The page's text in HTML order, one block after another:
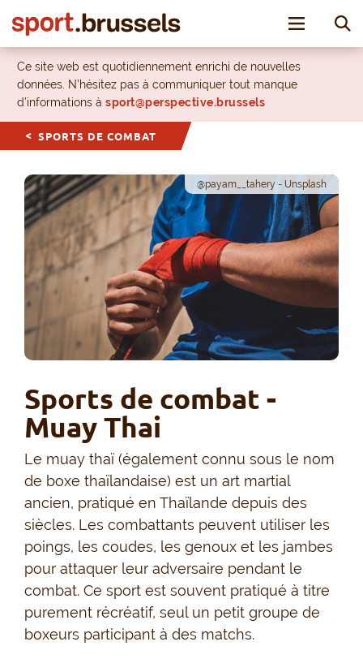
Toggle
Ce site web est quotidiennement enrichi de nouvelles
données. N’hésitez pas à communiquer tout manque
d’informations à sport@perspective.brussels
SPORTS DE COMBAT
@payam__tahery - Unsplash
Sports de combat -
Muay Thai
Le muay thaï (également connu sous le nom
de boxe thaïlandaise) est un art martial
ancien, pratiqué en Thaïlande depuis des
siècles. Les combattants peuvent utiliser les
poings, les coudes, les genoux et les jambes
pour attaquer leur adversaire pendant le
combat. Ce sport est souvent pratiqué à titre
purement récréatif, seul un petit groupe de
boxeurs participant à des matchs.